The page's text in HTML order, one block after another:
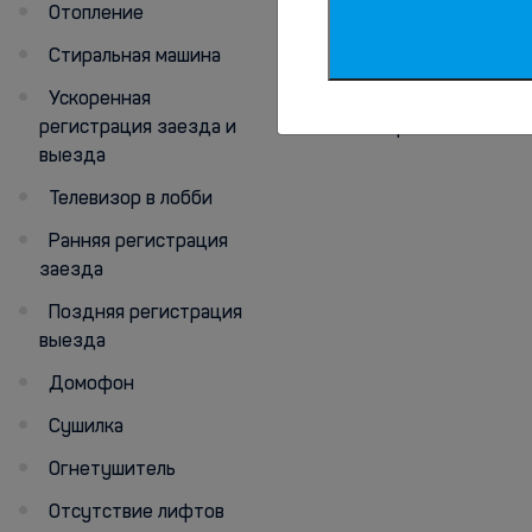
Отопление
Стиральная машина
Ускоренная
регистрация заезда и
выезда
Телевизор в лобби
Ранняя регистрация
заезда
Поздняя регистрация
выезда
Домофон
Сушилка
Огнетушитель
Отсутствие лифтов
Семейные номера